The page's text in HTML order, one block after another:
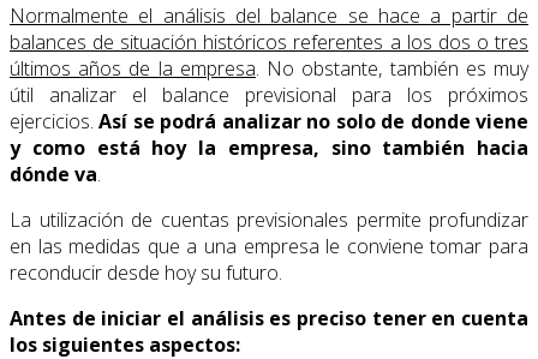
Normalmente el análisis del balance se hace a partir de
balances de situación históricos referentes a los dos o tres
últimos años de la empresa. No obstante, también es muy
útil analizar el balance previsional para los próximos
ejercicios.Así se podrá analizar no solo de donde viene
y como está hoy la empresa, sino también hacia
dónde va.
La utilización de cuentas previsionales permite profundizar
en las medidas que a una empresa le conviene tomar para
reconducir desde hoy su futuro.
Antes de iniciar el análisis es preciso tener en cuenta
los siguientes aspectos: